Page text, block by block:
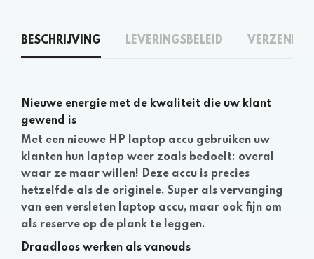
BESCHRIJVING LEVERINGSBELEID
Nieuwe energie met de kwaliteit die uw klant
gewend is
Met een nieuwe HP laptop accu gebruiken uw
klanten hun laptop weer zoals bedoelt: overal
waar ze maar willen! Deze accu is precies
hetzelfde als de originele. Super als vervanging
van een versleten laptop accu, maar ook fijn om
als reserve op de plank te leggen.
Draadloos werken als vanouds